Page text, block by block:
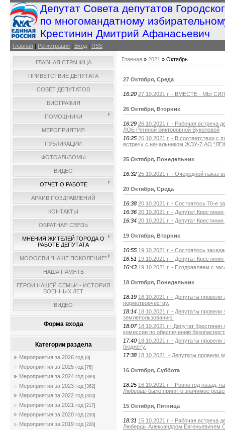
Депутат Совета депутатов
по многомандатному
Крестинин Дмитрий Афанасьевич
Главная | Регистрация | Вход | RSS
ГЛАВНАЯ СТРАНИЦА
ПРИВЕТСТВИЕ ДЕПУТАТА
СОВЕТ ДЕПУТАТОВ
БИОГРАФИЯ
ПОМОЩНИКИ
МЕРОПРИЯТИЯ
ПУБЛИКАЦИИ
ФОТОАЛЬБОМЫ
ВИДЕО
ОТЧЕТ О РАБОТЕ
АРХИВ ПОЗДРАВЛЕНИЙ
КОНТАКТЫ
ОБРАТНАЯ СВЯЗЬ
МНЕНИЯ ЖИТЕЛЕЙ ГОРОДА О
РАБОТЕ ДЕПУТАТА
МОООСВИ "НАШЕ ПОКОЛЕНИЕ"
НАША ПАМЯТЬ
ГЕРОИ НАШЕЙ СЕМЬИ - ИСТОРИЯ
ВОЕННЫХ ЛЕТ
ВИДЕО
Форма входа
Категории раздела
Мероприятия за 2026 год [0]
Мероприятия за 2025 год [76]
Мероприятия за 2024 год [389]
Мероприятия за 2023 год [362]
Мероприятия за 2022 год [303]
Мероприятия за 2021 год [217]
Мероприятия за 2020 год [293]
Мероприятия за 2019 год [220]
Главная » 2021 » Октябрь
27 Октября, Среда
16:20 27.10.2021 г. - ВМЕСТЕ - МЫ
26 Октября, Вторник
16:29 26.10.2021 г. - Рабочая встреча
ЛОБ Региной Викторовной Вуколовой
16:25 26.10.2021 г. - В соответствии с
встречу с начальником ЖЭУ-7 АО
25 Октября, Понедельник
16:32 25.10.2021 г. - Очередной наказ
20 Октября, Среда
16:38 20.10.2021 г. - Состоялось 70-е
16:36 20.10.2021 г. - Депутат
16:34 20.10.2021 г. - Депутат
19 Октября, Вторник
16:55 19.10.2021 г. - Состоялось
16:51 19.10.2021 г. - Депутат
16:43 19.10.2021 г. - Поздравляем с
18 Октября, Понедельник
18:19 18.10.2021 г. - Депутаты провели
нормотворчеству.
18:14 18.10.2021 г. - Депутаты провели
землепользованию.
18:07 18.10.2021 г.- Депутат
комиссии по обеспечению
17:40 18.10.2021 г. - Депутаты провели
бюджету.
17:38 18.10.2021. - Депутаты провели
16 Октября, Суббота
18:25 16.10.2021 г. - Ровно год назад,
Люберцы было принято значимое
15 Октября, Пятница
18:31 15.10.2021 г. - Рабочая встреча
Люберцы Александром Евгеньевичем